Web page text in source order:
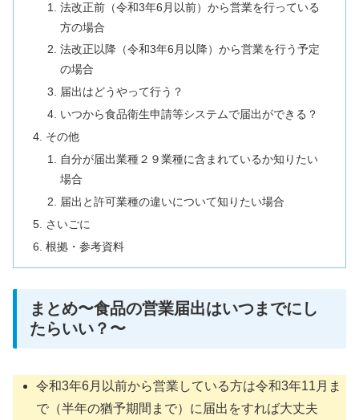
法改正前（令和3年6月以前）から営業を行っている
方の場合
法改正以降（令和3年6月以降）から営業を行う予定
の場合
届出はどうやって行う？
いつから食品衛生申請等システムで届出ができる？
その他
自分が届出業種２９業種に含まれているか知りたい
場合
届出と許可業種の違いについて知りたい場合
さいごに
根拠・参考資料
まとめ〜食品の営業届出はいつまでにし
たらいい？〜
令和3年6月以前から営業している方は令和3年11月ま
で（半年の猶予期間まで）に届出をすれば大丈夫